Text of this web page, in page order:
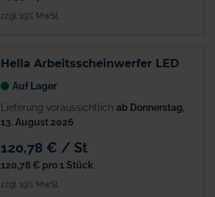
zzgl. 19% MwSt.
Hella Arbeitsscheinwerfer LED
Auf Lager
Lieferung voraussichtlich ab Donnerstag,
13. August 2026
120,78 € / St
120,78 € pro 1 Stück
zzgl. 19% MwSt.